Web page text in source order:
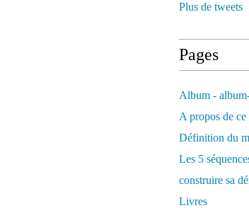
Plus de tweets
Pages
Album -
A propos de
Définition du
Les 5
construire sa
Livres